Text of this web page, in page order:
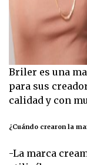
Briler es una
para sus
calidad y con
¿Cuándo crearon la
-La marca